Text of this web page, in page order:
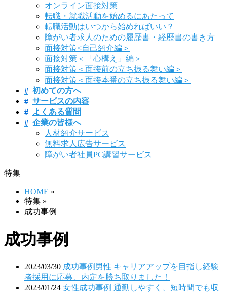
オンライン面接対策
転職・就職活動を始めるにあたって
転職活動はいつから始めればいい？
障がい者求人のための履歴書・経歴書の書き方
面接対策<自己紹介編＞
面接対策＜「心構え」編＞
面接対策＜面接前の立ち振る舞い編＞
面接対策＜面接本番の立ち振る舞い編＞
初めての方へ
サービスの内容
よくある質問
企業の皆様へ
人材紹介サービス
無料求人広告サービス
障がい者社員PC講習サービス
特集
HOME »
特集 »
成功事例
成功事例
2023/03/30 成功事例 男性 キャリアアップを目指し経験
者採用に応募、内定を勝ち取りました！
2023/01/24 女性成功事例 通勤しやすく、短時間でも収